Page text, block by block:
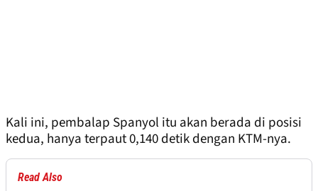
Kali ini, pembalap Spanyol itu akan berada di posisi
kedua, hanya terpaut 0,140 detik dengan KTM-nya.
Read Also